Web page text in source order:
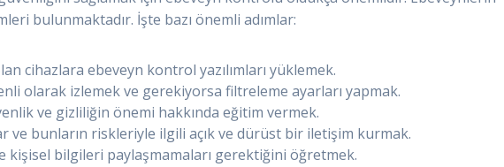
bulunmaktadır. İşte bazı önemli adımlar:
cihazlara ebeveyn kontrol yazılımları yüklemek.
olarak izlemek ve gerekiyorsa filtreleme ayarları yapmak.
ve gizliliğin önemi hakkında eğitim vermek.
ve bunların riskleriyle ilgili açık ve dürüst bir iletişim kurmak.
bilgileri paylaşmamaları gerektiğini öğretmek.